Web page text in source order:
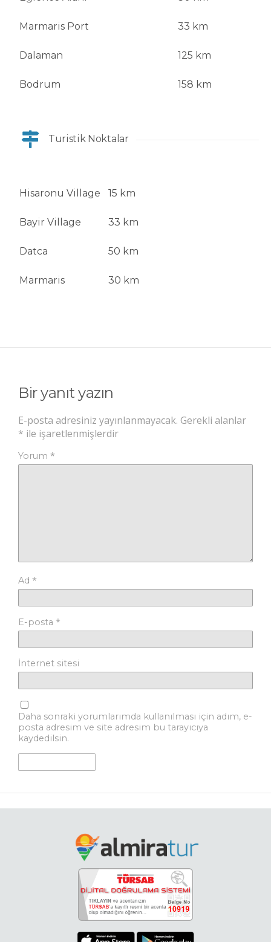
Marmaris Port 33 km
Dalaman 125 km
Bodrum 158 km
Turistik Noktalar
Hisaronu Village 15 km
Bayir Village 33 km
Datca 50 km
Marmaris 30 km
Bir yanıt yazın
E-posta adresiniz yayınlanmayacak. Gerekli alanlar
* ile işaretlenmişlerdir
Yorum *
Ad *
E-posta *
İnternet sitesi
Daha sonraki yorumlarımda kullanılması için adım, e-
posta adresim ve site adresim bu tarayıcıya
kaydedilsin.